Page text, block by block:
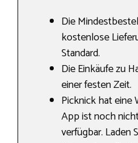
Die
kostenlose
Standard.
Die Einkäufe zu
einer festen Zeit.
Picknick hat eine
App ist noch
verfügbar. Laden